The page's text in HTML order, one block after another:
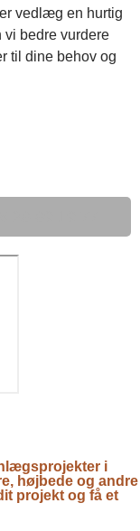
vedlæg en hurtig
vi bedre vurdere
til dine behov og
i
højbede og andre
projekt og få et